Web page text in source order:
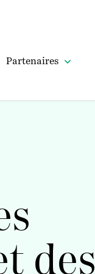
Partenaires
des